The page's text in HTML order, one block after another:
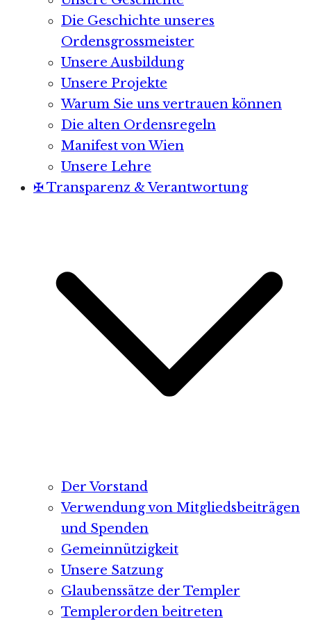
Die Geschichte unseres
Ordensgrossmeister
Unsere Ausbildung
Unsere Projekte
Warum Sie uns vertrauen können
Die alten Ordensregeln
Manifest von Wien
Unsere Lehre
✠ Transparenz & Verantwortung
Der Vorstand
Verwendung von Mitgliedsbeiträgen
und Spenden
Gemeinnützigkeit
Unsere Satzung
Glaubenssätze der Templer
Templerorden beitreten